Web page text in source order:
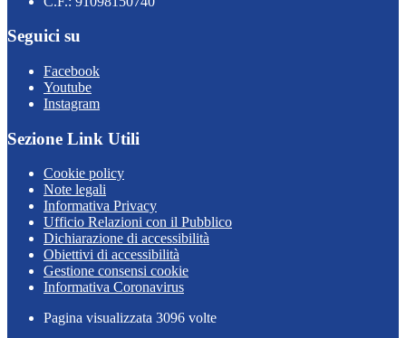
Seguici su
Facebook
Youtube
Instagram
Sezione Link Utili
Cookie policy
Note legali
Informativa Privacy
Ufficio Relazioni con il Pubblico
Dichiarazione di accessibilità
Obiettivi di accessibilità
Gestione consensi cookie
Informativa Coronavirus
Pagina visualizzata 3096 volte